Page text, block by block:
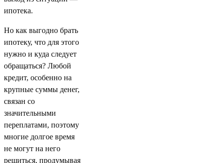
ипотека.
Но как выгодно брать
ипотеку, что для этого
нужно и куда следует
обращаться? Любой
кредит, особенно на
крупные суммы денег,
связан со
значительными
переплатами, поэтому
многие долгое время
не могут на него
решиться, продумывая